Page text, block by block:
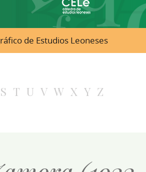
de Estudios Leoneses
S T U V W X Y Z